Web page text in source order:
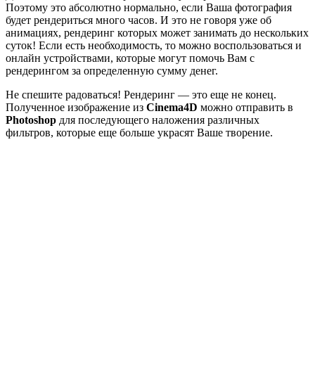
Поэтому это абсолютно нормально, если Ваша фотография
будет рендериться много часов. И это не говоря уже об
анимациях, рендеринг которых может занимать до нескольких
суток! Если есть необходимость, то можно воспользоваться и
онлайн устройствами, которые могут помочь Вам с
рендерингом за определенную сумму денег.
Не спешите радоваться! Рендеринг — это еще не конец.
Полученное изображение из Cinema4D можно отправить в
Photoshop для последующего наложения различных
фильтров, которые еще больше украсят Ваше творение.